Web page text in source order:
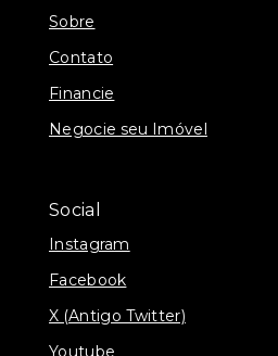
Sobre
Contato
Financie
Negocie seu Imóvel
Social
Instagram
Facebook
X (Antigo Twitter)
Youtube